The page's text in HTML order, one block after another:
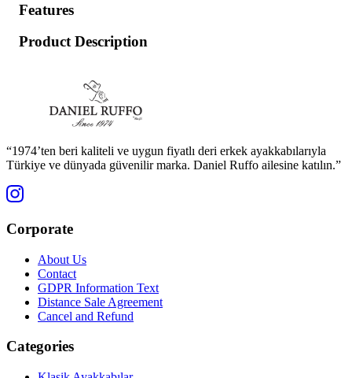
Features
Product Description
“1974’ten beri kaliteli ve uygun fiyatlı deri erkek ayakkabılarıyla
Türkiye ve dünyada güvenilir marka. Daniel Ruffo ailesine katılın.”
Corporate
About Us
Contact
GDPR Information Text
Distance Sale Agreement
Cancel and Refund
Categories